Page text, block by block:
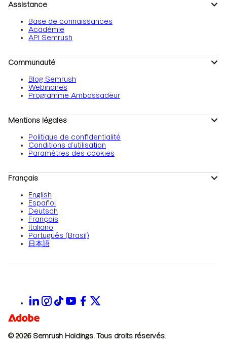
Assistance
Base de connaissances
Académie
API Semrush
Communauté
Blog Semrush
Webinaires
Programme Ambassadeur
Mentions légales
Politique de confidentialité
Conditions d’utilisation
Paramètres des cookies
Français
English
Español
Deutsch
Français
Italiano
Português (Brasil)
日本語
© 2026 Semrush Holdings. Tous droits réservés.